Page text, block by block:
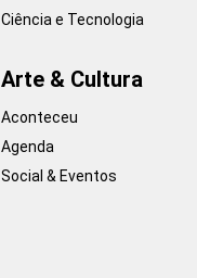
Ciência e Tecnologia
Arte & Cultura
Aconteceu
Agenda
Social & Eventos